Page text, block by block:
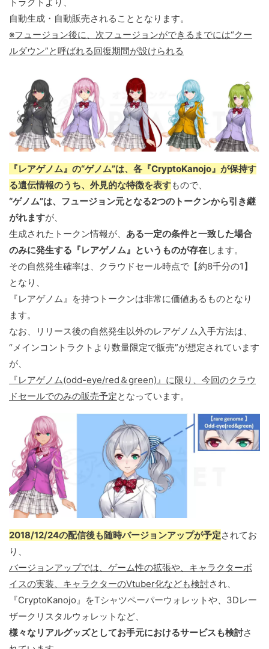
自動生成・自動販売されることとなります。
※フュージョン後に、次フュージョンができるまでには“クー
ルダウン”と呼ばれる回復期間が設けられる
『レアゲノム』の“ゲノム”は、各『CryptoKanojo』が保持す
る遺伝情報のうち、外見的な特徴を表すもので、
“ゲノム”は、フュージョン元となる2つのトークンから引き継
がれますが、
生成されたトークン情報が、 ある一定の条件と一致した場合
のみに発生する『レアゲノム』というものが存在します。
その自然発生確率は、クラウドセール時点で【約8千分の1】
となり、
『レアゲノム』を持つトークンは非常に価値あるものとなり
ます。
なお、リリース後の自然発生以外のレアゲノム入手方法は、
“メインコントラクトより数量限定で販売”が想定されています
が、
『レアゲノム(odd-eye/red＆green)』に限り、今回のクラウ
ドセールでのみの販売予定となっています。
2018/12/24の配信後も随時バージョンアップが予定されてお
り、
バージョンアップでは、ゲーム性の拡張や、キャラクターボ
イスの実装、キャラクターのVtuber化なども検討され、
『CryptoKanojo』をTシャツペーパーウォレットや、3Dレー
ザークリスタルウォレットなど、
様々なリアルグッズとしてお手元におけるサービスも検討さ